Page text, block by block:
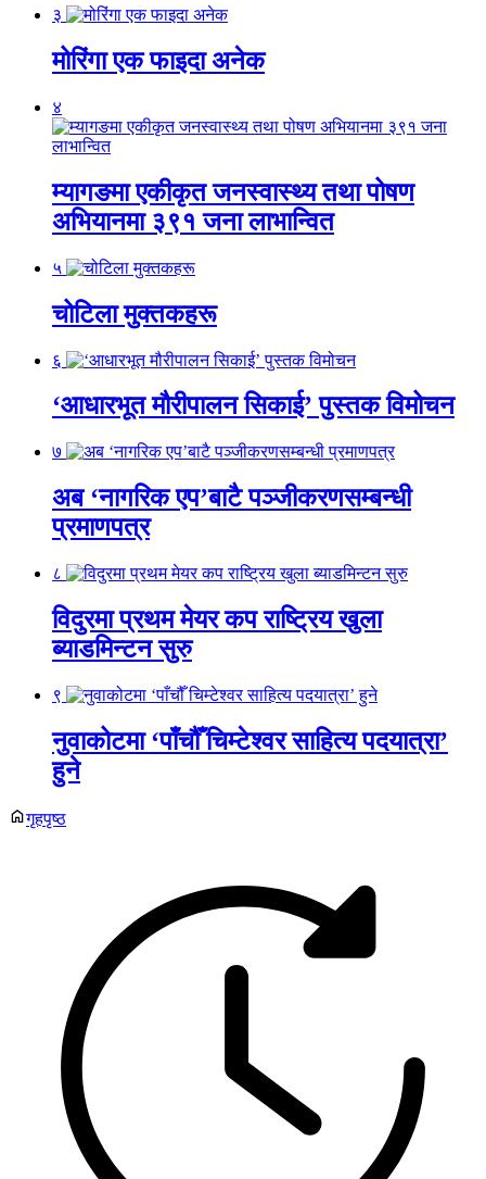
३
मोरिंगा एक फाइदा अनेक
४
म्यागङमा एकीकृत जनस्वास्थ्य तथा पोषण
अभियानमा ३९१ जना लाभान्वित
५
चोटिला मुक्तकहरू
६
‘आधारभूत मौरीपालन सिकाई’ पुस्तक विमोचन
७
अब ‘नागरिक एप’बाटै पञ्जीकरणसम्बन्धी
प्रमाणपत्र
८
विदुरमा प्रथम मेयर कप राष्ट्रिय खुला
ब्याडमिन्टन सुरु
९
नुवाकोटमा ‘पाँचौँ चिम्टेश्वर साहित्य पदयात्रा’
हुने
गृहपृष्ठ